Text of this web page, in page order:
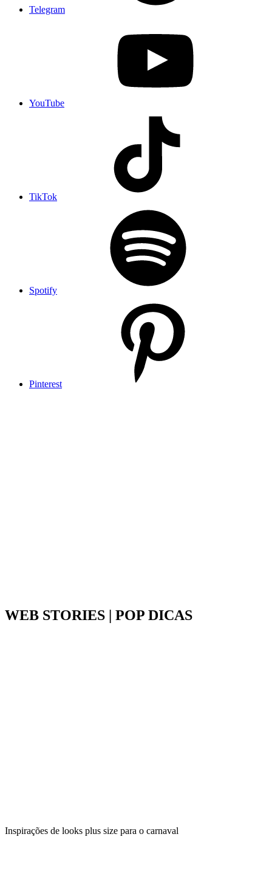
Telegram
YouTube
TikTok
Spotify
Pinterest
WEB STORIES | POP DICAS
Inspirações de looks plus size para o carnaval